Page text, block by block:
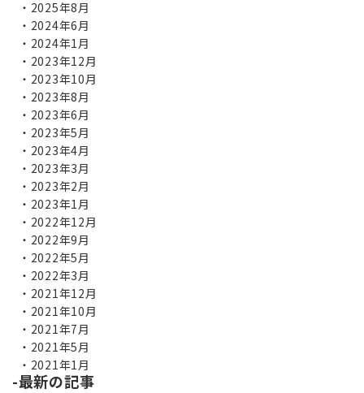
2025年8月
2024年6月
2024年1月
2023年12月
2023年10月
2023年8月
2023年6月
2023年5月
2023年4月
2023年3月
2023年2月
2023年1月
2022年12月
2022年9月
2022年5月
2022年3月
2021年12月
2021年10月
2021年7月
2021年5月
2021年1月
最新の記事